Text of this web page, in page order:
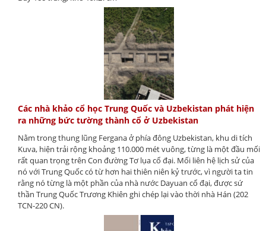
Các nhà khảo cổ học Trung Quốc và Uzbekistan phát hiện
ra những bức tường thành cổ ở Uzbekistan
Nằm trong thung lũng Fergana ở phía đông Uzbekistan, khu di tích
Kuva, hiện trải rộng khoảng 110.000 mét vuông, từng là một đầu mối
rất quan trọng trên Con đường Tơ lụa cổ đại. Mối liên hệ lịch sử của
nó với Trung Quốc có từ hơn hai thiên niên kỷ trước, vì người ta tin
rằng nó từng là một phần của nhà nước Dayuan cổ đại, được sứ
thần Trung Quốc Trương Khiên ghi chép lại vào thời nhà Hán (202
TCN-220 CN).